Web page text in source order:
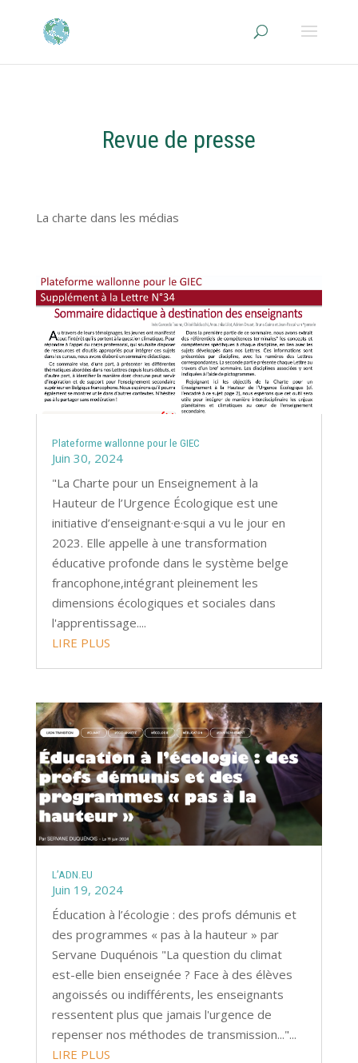
Revue de presse
La charte dans les médias
Plateforme wallonne pour le GIEC
Juin 30, 2024
"La Charte pour un Enseignement à la
Hauteur de l’Urgence Écologique est une
initiative d’enseignant·e·squi a vu le jour en
2023. Elle appelle à une transformation
éducative profonde dans le système belge
francophone,intégrant pleinement les
dimensions écologiques et sociales dans
l'apprentissage....
LIRE PLUS
L’ADN.EU
Juin 19, 2024
Éducation à l’écologie : des profs démunis et
des programmes « pas à la hauteur » par
Servane Duquénois "La question du climat
est-elle bien enseignée ? Face à des élèves
angoissés ou indifférents, les enseignants
ressentent plus que jamais l'urgence de
repenser nos méthodes de transmission..."...
LIRE PLUS